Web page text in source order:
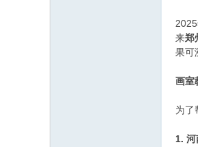
来郑
果可
画室
为了
1. 河